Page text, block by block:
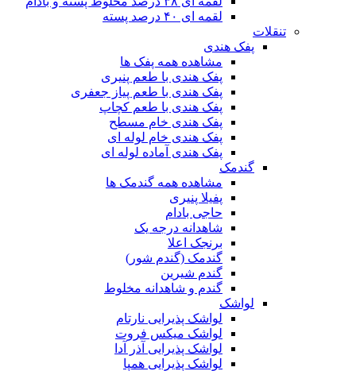
لقمه ای ۴۰ درصد پسته
تنقلات
پفک هندی
مشاهده همه پفک ها
پفک هندی با طعم پنیری
پفک هندی با طعم پیاز جعفری
پفک هندی با طعم کچاپ
پفک هندی خام مسطح
پفک هندی خام لوله ای
پفک هندی آماده لوله ای
گندمک
مشاهده همه گندمک ها
پفیلا پنیری
حاجی بادام
شاهدانه درجه یک
برنجک اعلا
گندمک (گندم شور)
گندم شیرین
گندم و شاهدانه مخلوط
لواشک
لواشک پذیرایی نارتام
لواشک میکس فروت
لواشک پذیرایی آذر آدا
لواشک پذیرایی همپا